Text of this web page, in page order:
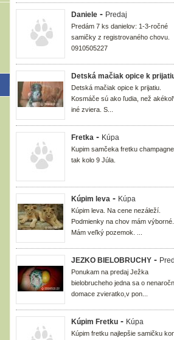
Daniele - Predaj
Predám 7 ks danielov: 1-3-ročné
samičky z registrovaného chovu.
0910505227
Detská mačiak opice k
Detská mačiak opice k prijatiu.
Kosmáče sú ako ľudia, než
iné zviera. S...
Fretka - Kúpa
Kupim samčeka fretku
tak kolo 9 Júla.
Kúpim leva - Kúpa
Kúpim leva. Na cene nezáleží.
Podmienky na chov mám výborné.
Mám veľký pozemok. ...
JEZKO BIELOBRUCHY -
Ponukam na predaj Ježka
bielobrucheho jedna sa o
domace zvieratko,v pon...
Kúpim Fretku - Kúpa
Kúpim fretku najlepšie samičku